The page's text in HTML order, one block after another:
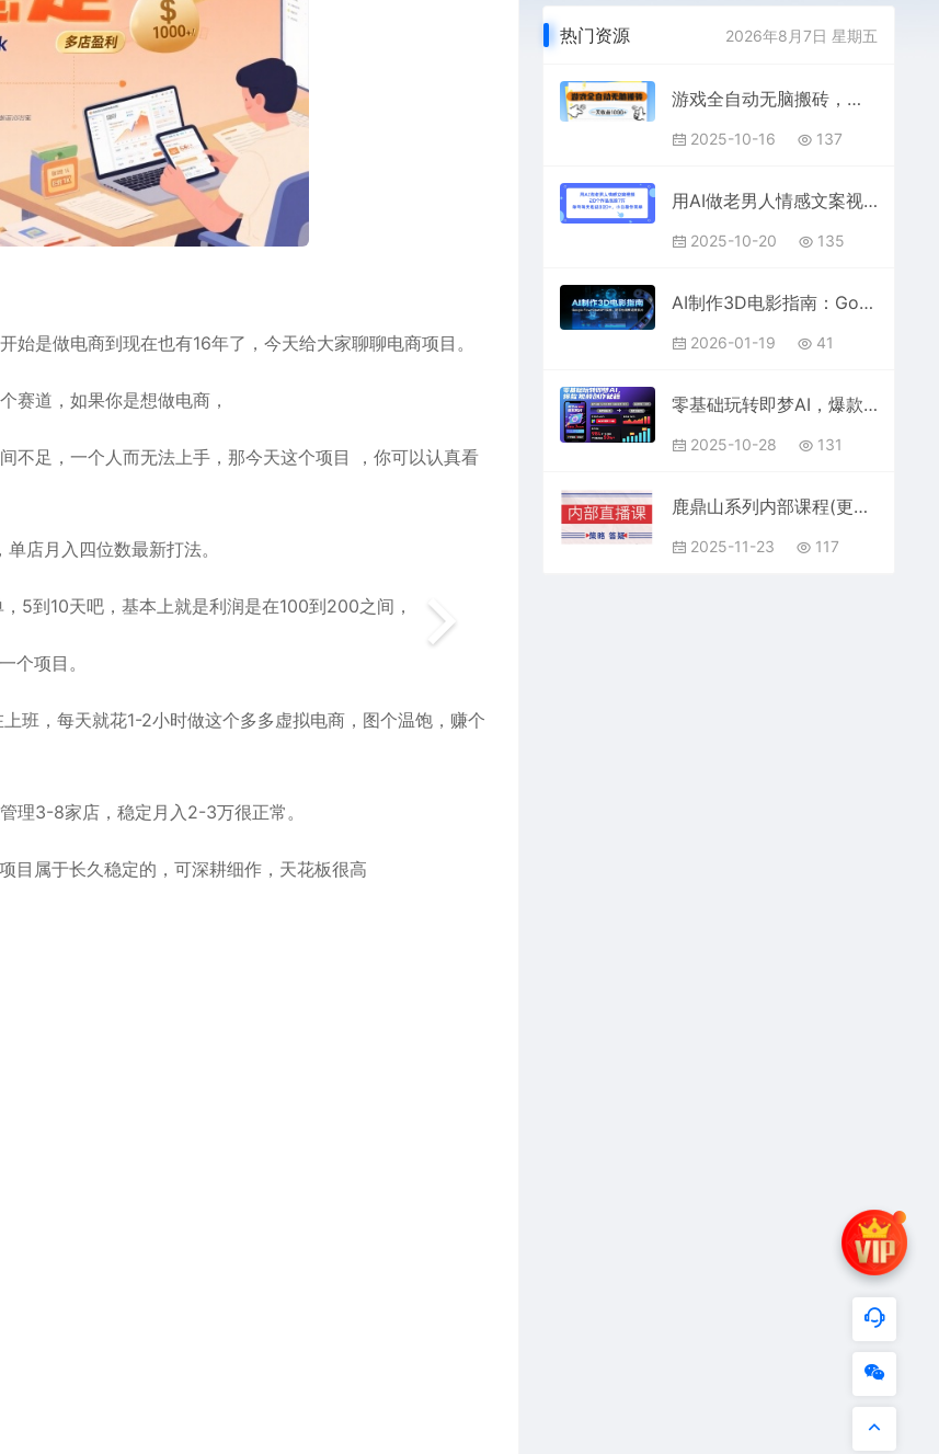
是做电商到现在也有16年了，今天给大家聊聊电商项目。
赛道，如果你是想做电商，
不足，一个人而无法上手，那今天这个项目 ，你可以认真看
店月入四位数最新打法。
5到10天吧，基本上就是利润是在100到200之间，
个项目。
班，每天就花1-2小时做这个多多虚拟电商，图个温饱，赚个
理3-8家店，稳定月入2-3万很正常。
目属于长久稳定的，可深耕细作，天花板很高
热门资源 2026年8月7日 星期五
游戏全自动无脑搬砖，一天收益1k+，全自动运行，不需要玩游戏【揭秘】
2025-10-16 137
用AI做老男人情感文案视频，20个作品涨粉7W，单号每天收益3张+，小白操作简单
2025-10-20 135
AI制作3D电影指南：Google Flow+ChatGPT实操，新手也能做连贯影片
2026-01-19 41
零基础玩转即梦AI，爆款视频创作秘籍
2025-10-28 131
鹿鼎山系列内部课程(更新2025年11月)专注缠论教学，行情分析、学习答疑、机会提示、实操讲解
2025-11-23 117